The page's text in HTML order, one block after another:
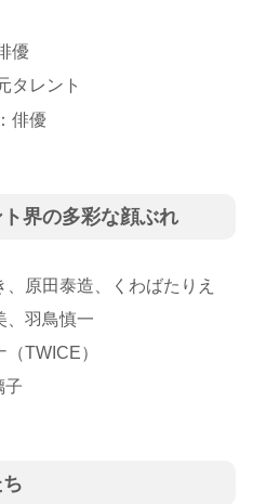
優
タレント
俳優
界の多彩な顔ぶれ
、原田泰造、くわばたりえ
、羽鳥慎一
TWICE）
子